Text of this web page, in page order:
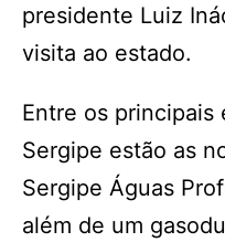
presidente Luiz
visita ao estado.
Entre os principais
Sergipe estão as
Sergipe Águas
além de um